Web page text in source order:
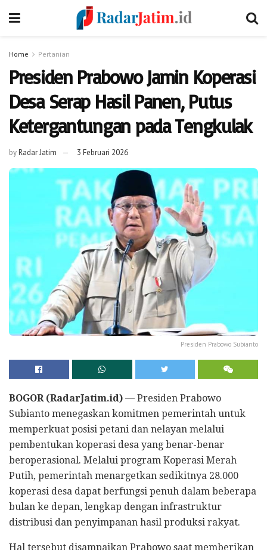
Home Pertanian
Presiden Prabowo Jamin Koperasi
Desa Serap Hasil Panen, Putus
Ketergantungan pada Tengkulak
byRadar Jatim 3 Februari 2026
Presiden Prabowo Subianto
BOGOR (RadarJatim.id) — Presiden Prabowo
Subianto menegaskan komitmen pemerintah untuk
memperkuat posisi petani dan nelayan melalui
pembentukan koperasi desa yang benar-benar
beroperasional. Melalui program Koperasi Merah
Putih, pemerintah menargetkan sedikitnya 28.000
koperasi desa dapat berfungsi penuh dalam beberapa
bulan ke depan, lengkap dengan infrastruktur
distribusi dan penyimpanan hasil produksi rakyat.
Hal tersebut disampaikan Prabowo saat memberikan